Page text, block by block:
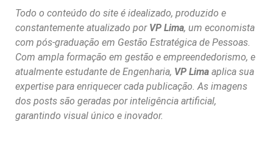
Todo o conteúdo do site é idealizado, produzido e
constantemente atualizado por VP Lima, um economista
com pós-graduação em Gestão Estratégica de Pessoas.
Com ampla formação em gestão e empreendedorismo, e
atualmente estudante de Engenharia, VP Lima aplica sua
expertise para enriquecer cada publicação. As imagens
dos posts são geradas por inteligência artificial,
garantindo visual único e inovador.